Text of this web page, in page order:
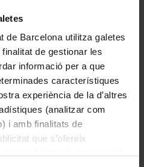
de Barcelona utilitza galetes
de gestionar les
informació per a que
característiques
experiència de la d’altres
(analitzar com
i amb finalitats de
que s’ofereix